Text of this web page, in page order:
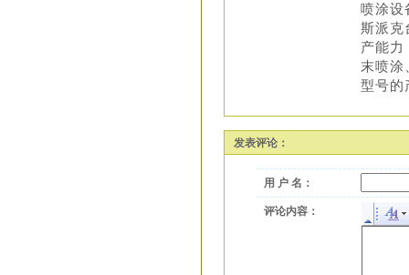
喷涂设
斯派克
产能力
末喷涂
型号的
发表评论：
用 户 名：
评论内容：